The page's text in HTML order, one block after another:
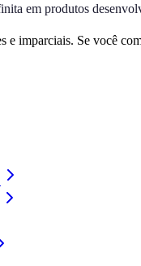
em produtos
e imparciais. Se você